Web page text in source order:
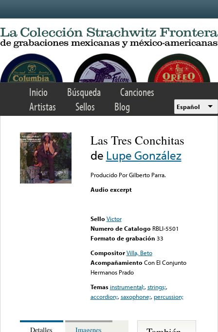
Inicio Búsqueda
Canciones
Artistas
Sellos Blog Español
Las Tres Conchitas
de Lupe González
Producido Por Gilberto Parra.
Audio excerpt
Sello Victor
Numero de Catalogo RBLI-5501
Formato de grabación 33
Compositor Villa, Beto
Acompañamiento Con El Conjunto
Hermanos Prado
Temas instrumental;,strings;,
accordion;,saxophone;, percussion;
Detalles
Imagenes